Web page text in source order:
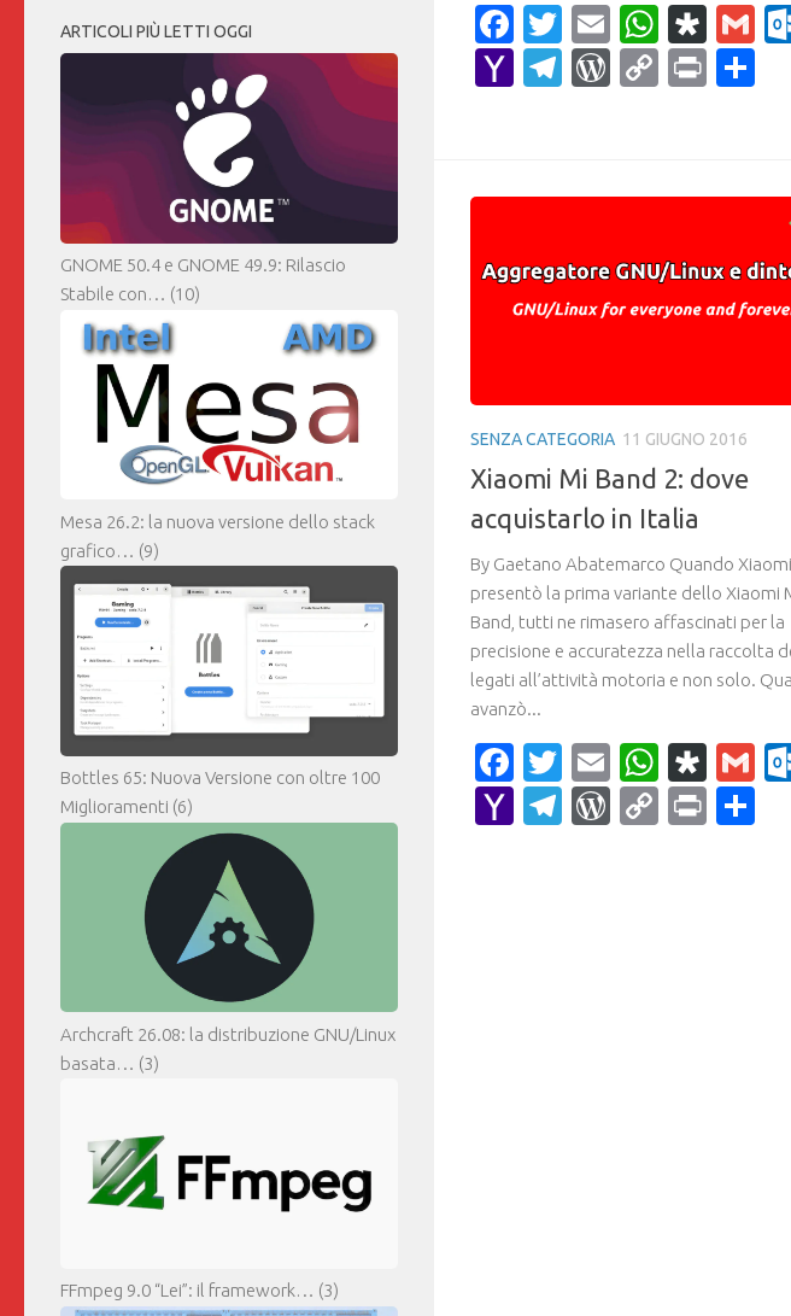
Facebook
Twitter
Email
YahooTelegram
WordPress
CopyPrint
SENZA CATEGORIA 11 GIUGNO 2016
Xiaomi Mi Band 2: dove
acquistarlo in Italia
By Gaetano Abatemarco Quando Xiaomi
presentò la prima variante dello Xiaomi
Band, tutti ne rimasero affascinati per la
precisione e accuratezza nella raccolta
legati all’attività motoria e non solo.
avanzò...
Facebook
Twitter
Email
YahooTelegram
WordPress
CopyPrint
ARTICOLI PIÙ LETTI OGGI
GNOME 50.4 e GNOME 49.9: Rilascio
Stabile con… (10)
Mesa 26.2: la nuova versione dello stack
grafico… (9)
Bottles 65: Nuova Versione con oltre 100
Miglioramenti (6)
Archcraft 26.08: la distribuzione GNU/Linux
basata… (3)
FFmpeg 9.0 “Lei”: il framework… (3)